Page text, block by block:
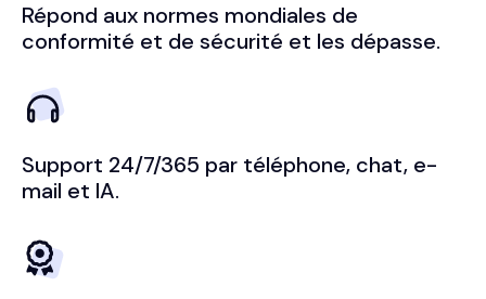
Répond aux normes mondiales de
conformité et de sécurité et les dépasse.
Support 24/7/365 par téléphone, chat, e-
mail et IA.